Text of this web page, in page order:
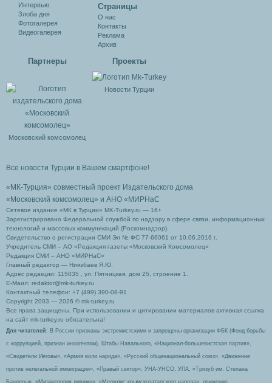
Интервью
Злоба дня
Фотогалерея
Видеогалерея
Cтраницы
О нас
Контакты
Реклама
Архив
Партнеры
Московский комсомолец
Проекты
Новости Турции
Все новости Турции в Вашем смартфоне!
«МК-Турция» совместный проект Издательского дома
«Московский комсомолец» и АНО «МИРНаС
Сетевое издание «МК в Турции» MK-Turkey.ru — 16+
Зарегистрировано Федеральной службой по надзору в сфере связи, информационных
технологий и массовых коммуникаций (Роскомнадзор).
Свидетельство о регистрации СМИ Эл № ФС 77-66061 от 10.06.2016 г.
Учредитель СМИ – АО «Редакция газеты «Московский Комсомолец»
Редакция СМИ – АНО «МИРНаС»
Главный редактор — Ниязбаев Я.Ю.
Адрес редакции: 115035 , ул. Пятницкая, дом 25, строение 1.
Е-Маил: redaktor@mk-turkey.ru
Контактный телефон: +7 (499) 390-08-91
Copyright 2003 — 2026 © mk-turkey.ru
Все права защищены. При использовании и цитировании материалов активная ссылка
на сайт mk-turkey.ru обязательна!
Для читателей : В России признаны экстремистскими и запрещены организации ФБК (Фонд борьбы
с коррупцией, признан иноагентом), Штабы Навального, «Национал-большевистская партия»,
«Свидетели Иеговы», «Армия воли народа», «Русский общенациональный союз», «Движение
против нелегальной иммиграции», «Правый сектор», УНА-УНСО, УПА, «Тризуб им. Степана